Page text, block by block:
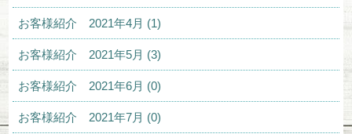
お客様紹介 2021年4月 (1)
お客様紹介 2021年5月 (3)
お客様紹介 2021年6月 (0)
お客様紹介 2021年7月 (0)